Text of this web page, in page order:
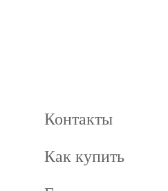
Контакты
Как купить